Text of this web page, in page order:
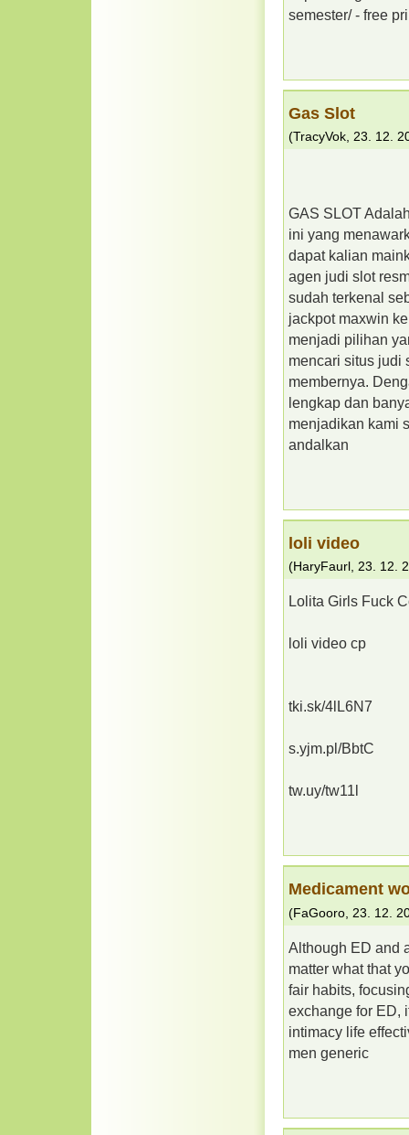
semester/ - free
Gas Slot
(TracyVok, 23. 12.
GAS SLOT
ini yang
dapat kalian
agen judi slot
sudah terkenal
jackpot maxwin
menjadi pilihan
mencari situs judi
membernya.
lengkap dan
menjadikan kami
andalkan
loli video
(HaryFaurl, 23. 12.
Lolita Girls Fuck
loli video cp
tki.sk/4lL6N7
s.yjm.pl/BbtC
tw.uy/tw11l
Medicament
(FaGooro 23. 12.
Although ED and
matter what that
fair habits,
exchange for ED,
intimacy life
men generic